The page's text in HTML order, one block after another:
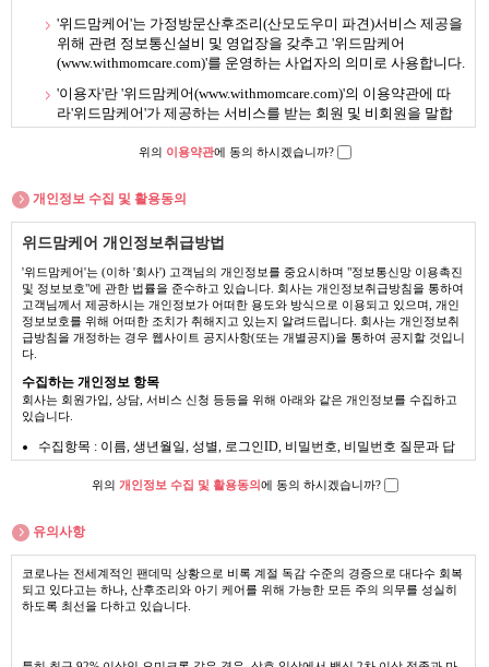
'위드맘케어'는 가정방문산후조리(산모도우미 파견)서비스 제공을
위해 관련 정보통신설비 및 영업장을 갖추고 '위드맘케어
(www.withmomcare.com)'를 운영하는 사업자의 의미로 사용합니다.
'이용자'란 '위드맘케어(www.withmomcare.com)'의 이용약관에 따
라'위드맘케어'가 제공하는 서비스를 받는 회원 및 비회원을 말합
니다.
'회원'이라 함은 '위드맘케어'에 개인정보를 제공하여 회원등록을
케어'가 제공하는 서비스를 계속적으로 이용할 수 있는 자를 말합
니다. (회원 번호를 부여 받은 자)
'비회원'이라 함은 회원에 가입하지 않고 '위드맘케어'가 제공하는
서비스를 이용하는 자를 말합니다.
제3조(내용 및 범위)
산모도우미는 '위드맘케어' 서비스 프로그램에 의거하여 산모 회복과 신생
단, 남편 이외의 가족에는 별도의 서비스요금이 부과됩니다. (산후도우미
근무시간 내에 남편출근기준)
산모도우미 서비스 범위는 청소(산모/아기방, 거실, 주방), 세탁(신생아, 산
족의 식사준비는 예외적으로 인정합니다.)와 기타 '위드맘케어' 프로그램에
며, 산후조리와 직접 관련이 없는 가사 일은 별도의 합의가 없으면 제외 됩
세부적인 업무는 산모, 신생아, 집안환경과 상황에 따라 변동될수 있습니
다.
'위드맘케어'는 웹사이트를 통해 다음 각 호의 인터넷 서비스를 제공합니다.
1. 가정방문 산후조리서비스 안내 및 온라인 신청
2. 온라인 고객상담
위의 이용약관에 동의 하시겠습니까?
개인정보 수집 및 활용동의
위드맘케어 개인정보취급방법
'위드맘케어'는 (이하 '회사') 고객님의 개인정보를 중요시하며 "정보통신망 이용촉진
및 정보보호"에 관한 법률을 준수하고 있습니다. 회사는 개인정보취급방침을 통하여
고객님께서 제공하시는 개인정보가 어떠한 용도와 방식으로 이용되고 있으며, 개인
정보보호를 위해 어떠한 조치가 취해지고 있는지 알려드립니다. 회사는 개인정보취
급방침을 개정하는 경우 웹사이트 공지사항(또는 개별공지)을 통하여 공지할 것입니
다.
수집하는 개인정보 항목
회사는 회원가입, 상담, 서비스 신청 등등을 위해 아래와 같은 개인정보를 수집하고
있습니다.
수집항목 : 이름, 생년월일, 성별, 로그인ID, 비밀번호, 비밀번호 질문과 답
변, 자택 전화번호, 자택 주소, 휴대전화번호, 이메일, 직업, 회사명, 부서, 직
책, 회사전화번호, 취미, 결혼여부, 기념일, 가족사항, 출산예정일, 출산예정
개인정보 수집방법 : 홈페이지(회원가입), 서면양식, 전화/팩스를 통한 회원
가입, 경품행사응모, 상담게시판 外
개인정보의 수집 및 이용목적
회사는 수집한 개인정보를 다음의 목적을 위해 활용합니다.
위의 개인정보 수집 및 활용동의에 동의 하시겠습니까?
유의사항
코로나는 전세계적인 팬데믹 상황으로 비록 계절 독감 수준의 경증으로 대다수 회복
되고 있다고는 하나, 산후조리와 아기 케어를 위해 가능한 모든 주의 의무를 성실히
하도록 최선을 다하고 있습니다.